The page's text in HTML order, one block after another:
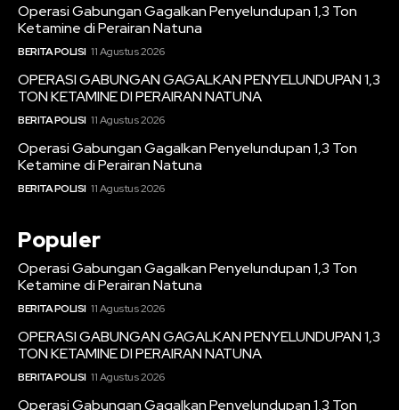
Operasi Gabungan Gagalkan Penyelundupan 1,3 Ton
Ketamine di Perairan Natuna
BERITA POLISI 11 Agustus 2026
OPERASI GABUNGAN GAGALKAN PENYELUNDUPAN 1,3
TON KETAMINE DI PERAIRAN NATUNA
BERITA POLISI 11 Agustus 2026
Operasi Gabungan Gagalkan Penyelundupan 1,3 Ton
Ketamine di Perairan Natuna
BERITA POLISI 11 Agustus 2026
Populer
Operasi Gabungan Gagalkan Penyelundupan 1,3 Ton
Ketamine di Perairan Natuna
BERITA POLISI 11 Agustus 2026
OPERASI GABUNGAN GAGALKAN PENYELUNDUPAN 1,3
TON KETAMINE DI PERAIRAN NATUNA
BERITA POLISI 11 Agustus 2026
Operasi Gabungan Gagalkan Penyelundupan 1,3 Ton